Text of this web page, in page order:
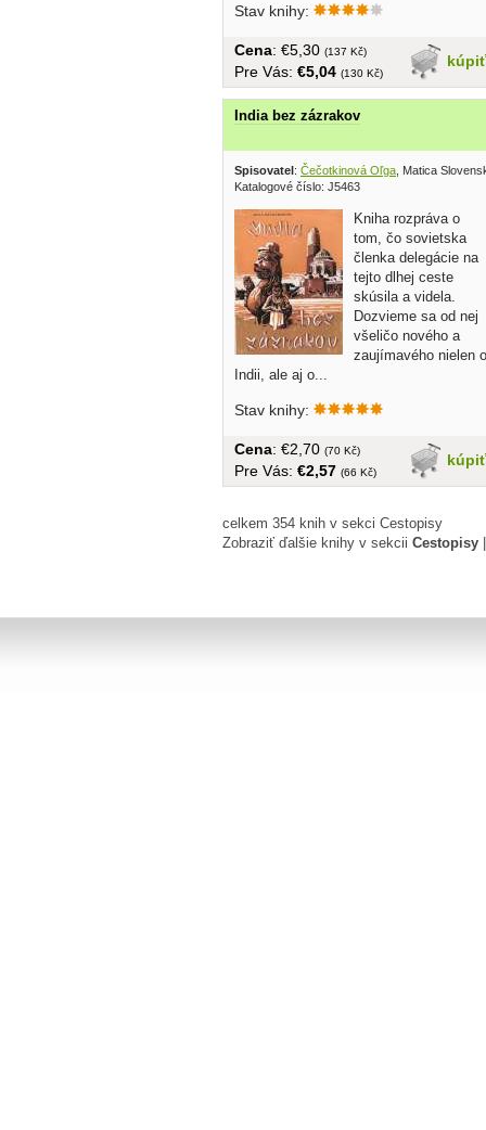
Stav knihy:
kúpiť
Cena: €5,30 (137 Kč)
Pre Vás: €5,04 (130 Kč)
India bez zázrakov
Spisovatel : Čečotkinová Oľga , Matica
Katalogové číslo: J5463
Kniha rozpráva o
tom, čo sovietska
členka delegácie na
tejto dlhej ceste
skúsila a videla.
Dozvieme sa od nej
všeličo nového a
zaujímavého nielen o
Indii, ale aj o...
Stav knihy:
kúpiť
Cena: €2,70 (70 Kč)
Pre Vás: €2,57 (66 Kč)
celkem 354 knih v sekci Cestopisy
Zobraziť ďalšie knihy v sekcii Cestopisy